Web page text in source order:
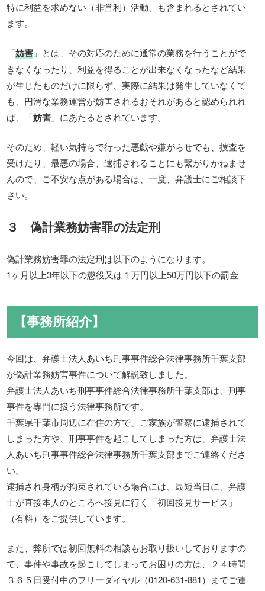
特に利益を求めない（非営利）活動、も含まれるとされてい
ます。
「妨害 」とは、その対応のために通常の業務を行うことがで
きなくなったり、利益を得ることが出来なくなったなど結果
が生じたものだけに限らず、実際に結果は発生していなくて
も、円滑な業務運営が妨害されるおそれがあると認められれ
ば、「妨害 」にあたるとされています。
そのため、軽い気持ちで行った悪戯や嫌がらせでも、捜査を
受けたり、最悪の場合、逮捕されることにも繋がりかねませ
んので、ご不安な点がある場合は、一度、弁護士にご相談下
さい。
３ 偽計業務妨害罪の法定刑
偽計業務妨害罪の法定刑は以下のようになります。
1ヶ月以上3年以下の懲役又は１万円以上50万円以下の罰金
【事務所紹介】
今回は、弁護士法人あいち刑事事件総合法律事務所千葉支部
が偽計業務妨害事件について解説致しました。
弁護士法人あいち刑事事件総合法律事務所千葉支部は、刑事
事件を専門に扱う法律事務所です。
千葉県千葉市周辺に在住の方で、ご家族が警察に逮捕されて
しまった方や、刑事事件を起こしてしまった方は、弁護士法
人あいち刑事事件総合法律事務所千葉支部までご連絡くださ
い。
逮捕され身柄が拘束されている場合には、最短当日に、弁護
士が直接本人のところへ接見に行く「初回接見サービス」
（有料）をご提供しています。
また、弊所では初回無料の相談もお取り扱いしておりますの
で、事件や事故を起こしてしまってお困りの方は、２４時間
３６５日受付中のフリーダイヤル（0120-631-881）までご連